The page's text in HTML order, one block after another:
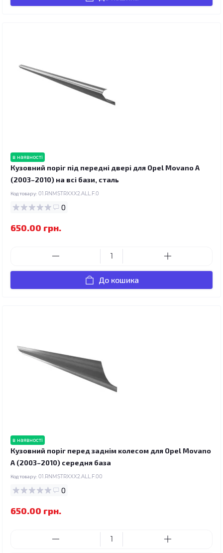
в наявності
Кузовний поріг під передні двері для Opel Movano A
(2003–2010) на всі бази, сталь
Код товару: 01.RNMSTRXXX2.ALL.F.0
0
650.00 грн.
До кошика
в наявності
Кузовний поріг перед заднім колесом для Opel Movano
A (2003–2010) середня база
Код товару: 01.RNMSTRXXX2.ALL.F.00
0
650.00 грн.